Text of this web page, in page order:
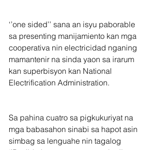
‘’one sided’’ sana an isyu paborable
sa presenting manijamiento kan mga
cooperativa nin electricidad nganing
mamantenir na sinda yaon sa irarum
kan superbisyon kan National
Electrification Administration.
Sa pahina cuatro sa pigkukuriyat na
mga babasahon sinabi sa hapot asin
simbag sa lenguahe nin tagalog